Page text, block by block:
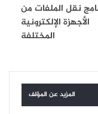
نقل الملفات من
الأجهزة الإلكترونية
المختلفة
المزيد عن المؤلف